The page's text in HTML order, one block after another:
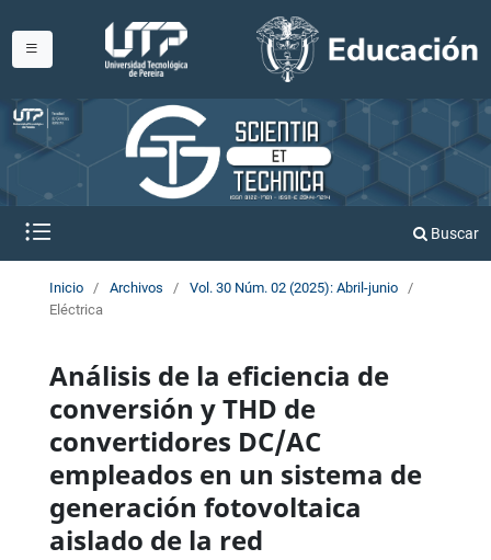
Buscar
Inicio / Archivos / Vol. 30 Núm. 02 (2025): Abril-junio
/
Eléctrica
Análisis de la eficiencia de
conversión y THD de
convertidores DC/AC
empleados en un sistema de
generación fotovoltaica
aislado de la red